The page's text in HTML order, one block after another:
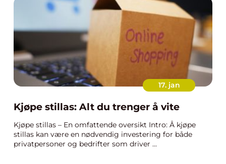
17. jan
Kjøpe stillas: Alt du trenger å vite
Kjøpe stillas – En omfattende oversikt Intro: Å kjøpe
stillas kan være en nødvendig investering for både
privatpersoner og bedrifter som driver ...